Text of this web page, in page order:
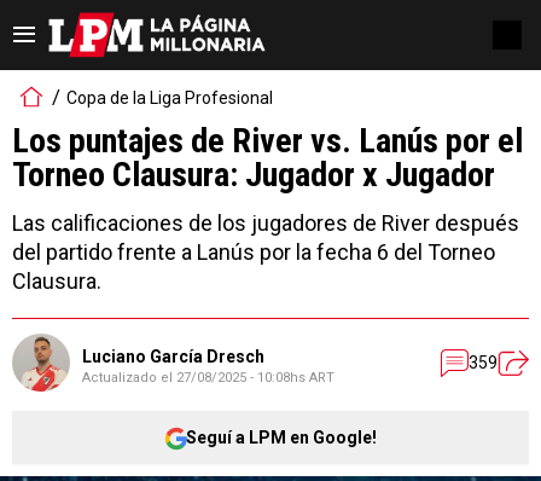
Copa de la Liga Profesional
Los puntajes de River vs. Lanús por el
Torneo Clausura: Jugador x Jugador
Las calificaciones de los jugadores de River después
del partido frente a Lanús por la fecha 6 del Torneo
Clausura.
Luciano García Dresch
Actualizado el 27/08/2025 - 10:08hs ART
359
Seguí a LPM en Google!